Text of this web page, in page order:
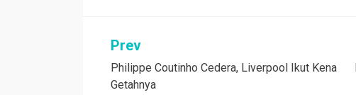
Navigasi
pos
Prev
Philippe Coutinho Cedera, Liverpool Ikut Kena
Getahnya